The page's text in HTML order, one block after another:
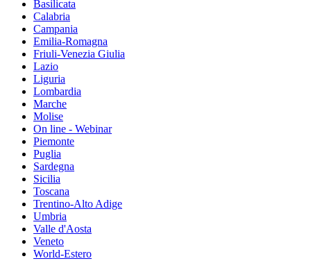
Basilicata
Calabria
Campania
Emilia-Romagna
Friuli-Venezia Giulia
Lazio
Liguria
Lombardia
Marche
Molise
On line - Webinar
Piemonte
Puglia
Sardegna
Sicilia
Toscana
Trentino-Alto Adige
Umbria
Valle d'Aosta
Veneto
World-Estero